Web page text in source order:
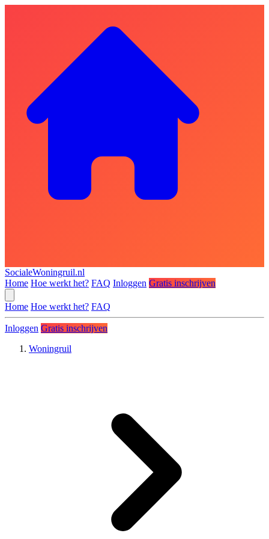
SocialeWoningruil.nl
Home Hoe werkt het? FAQ Inloggen Gratis inschrijven
Home Hoe werkt het? FAQ
Inloggen Gratis inschrijven
Woningruil